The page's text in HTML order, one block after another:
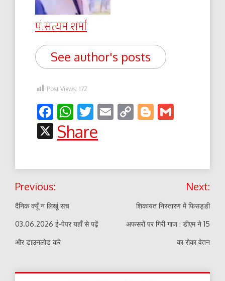
पं.सत्यम शर्मा
See author's posts
Post Views: 172
Facebook
WhatsApp
Twitter
EmailCopyBlogger
X
Share
Post
navigation
Previous:
दैनिक क्यूँ न लिखूं सच
03.06.2026 ई-पेपर यहाँ से पढ़ें
और डाउनलोड करे
Next:
शिकायत निस्तारण में फिसड्डी
अफसरों पर गिरी गाज : डीएम ने 15
का रोका वेतन